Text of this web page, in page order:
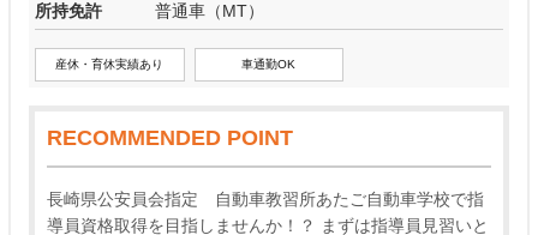
所持免許
普通車（MT）
産休・育休実績あり 車通勤OK
RECOMMENDED POINT
長崎県公安員会指定 自動車教習所あたご自動車学校で指
導員資格取得を目指しませんか！？ まずは指導員見習いと